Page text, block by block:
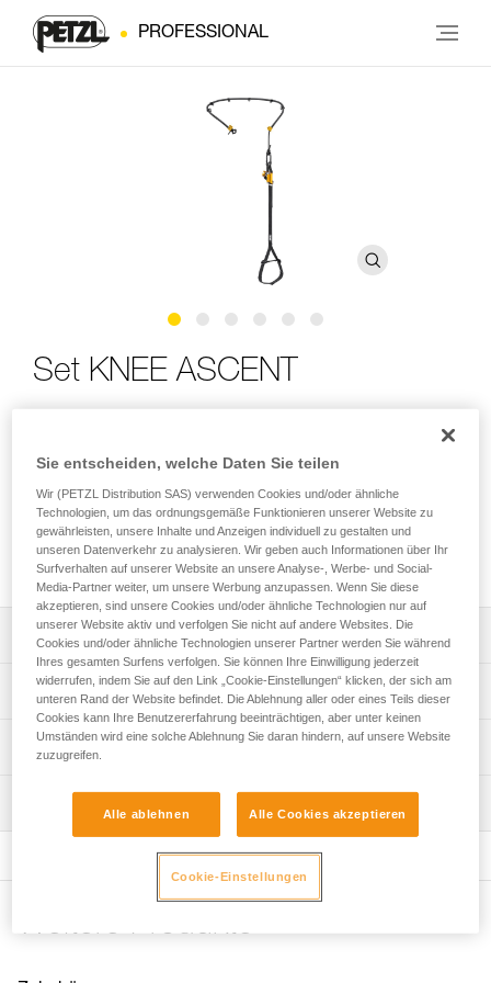
PROFESSIONAL
Set KNEE ASCENT
Komplettset für den Aufstieg im SRS zum Anbringen an
Das KNEE ASCENT-Komplettset erleichtert Ihre Aufstiege im
SRS. Es besteht aus einem Schlauch, einem Gummiband,
einer Kniesteigklemme und einer Trittschlinge und lässt sich
perfekt an Ihrem SEQUOIA-Gurt anbringen.
Leistungsverzeichnis
Kompatibel mit dem SEQUOIA-Gurt und anderen
Sitzgurten für die Baumpflege.
Komplettlösung für den vereinfachten Aufstieg im SRS:
- Der Kunststoffschlauch mit dem innenliegenden
mitgelieferten Zubehörschlaufen und Schrauben.
- Beide Enden sind jeweils mit einer Öse zum
(enthalten) versehen.
Technische Spezifikationen
Gewicht: 190 g
Durchmesser max.: 13 mm
Referenz : B022AA00
Technische Informationen
Das PDF herunterladen technical-notice-KNEE-ASCENT-
Weitere Produkte
Sie entscheiden, welche Daten Sie teilen
Wir (PETZL Distribution SAS) verwenden Cookies und/oder ähnliche
Technologien, um das ordnungsgemäße Funktionieren unserer Website zu
gewährleisten, unsere Inhalte und Anzeigen individuell zu gestalten und
unseren Datenverkehr zu analysieren. Wir geben auch Informationen über Ihr
Surfverhalten auf unserer Website an unsere Analyse-, Werbe- und Social-
Media-Partner weiter, um unsere Werbung anzupassen. Wenn Sie diese
akzeptieren, sind unsere Cookies und/oder ähnliche Technologien nur auf
unserer Website aktiv und verfolgen Sie nicht auf andere Websites. Die
Cookies und/oder ähnliche Technologien unserer Partner werden Sie während
Ihres gesamten Surfens verfolgen. Sie können Ihre Einwilligung jederzeit
widerrufen, indem Sie auf den Link „Cookie-Einstellungen“ klicken, der sich am
unteren Rand der Website befindet. Die Ablehnung aller oder eines Teils dieser
Cookies kann Ihre Benutzererfahrung beeinträchtigen, aber unter keinen
Umständen wird eine solche Ablehnung Sie daran hindern, auf unsere Website
zuzugreifen.
Alle ablehnen Alle Cookies akzeptieren
Cookie-Einstellungen